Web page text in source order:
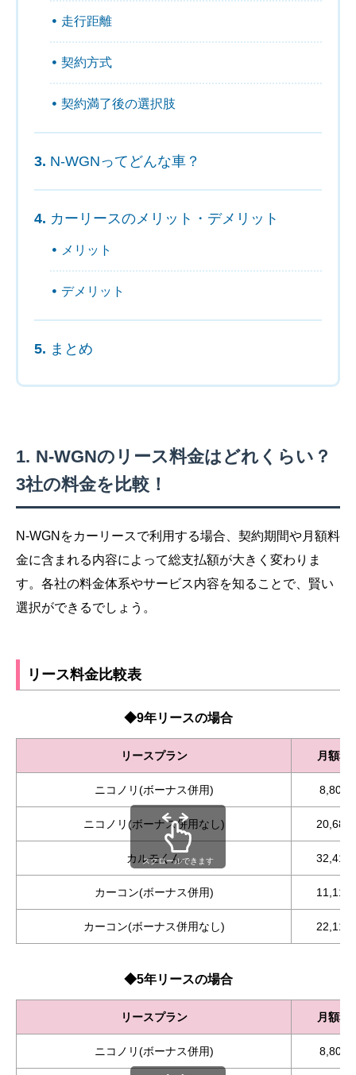
走行距離
契約方式
契約満了後の選択肢
N-WGNってどんな車？
カーリースのメリット・デメリット
メリット
デメリット
まとめ
N-WGNのリース料金はどれくらい？
3社の料金を比較！
N-WGNをカーリースで利用する場合、契約期間や月額料
金に含まれる内容によって総支払額が大きく変わりま
す。各社の料金体系やサービス内容を知ることで、賢い
選択ができるでしょう。
リース料金比較表
◆9年リースの場合
リースプラン 月額料
ニコノリ(ボーナス併用) 8,800
ニコノリ(ボーナス併用なし) 20,680
カルモくん 32,411
カーコン(ボーナス併用) 11,110
カーコン(ボーナス併用なし) 22,110
スクロールできます
◆5年リースの場合
リースプラン 月額料
ニコノリ(ボーナス併用) 8,800